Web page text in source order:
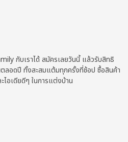
กับเราได้ สมัครเลยวันนี้ แล้วรับสิทธิ
ลอดปี ทั้งสะสมแต้มทุกครั้งที่ช้อป ซื้อสินค้า
อเดียดีๆ ในการแต่งบ้าน